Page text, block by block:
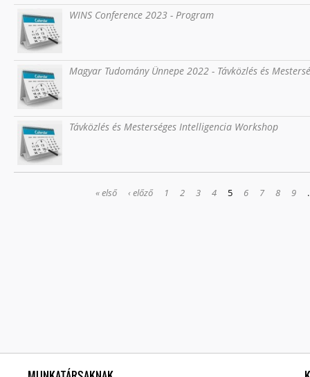
WINS Conference 2023 - Program
Magyar Tudomány Ünnepe 2022 - Távközlés és
Távközlés és Mesterséges Intelligencia Workshop
« első ‹ előző 1 2 3 4 5 6 7 8 9